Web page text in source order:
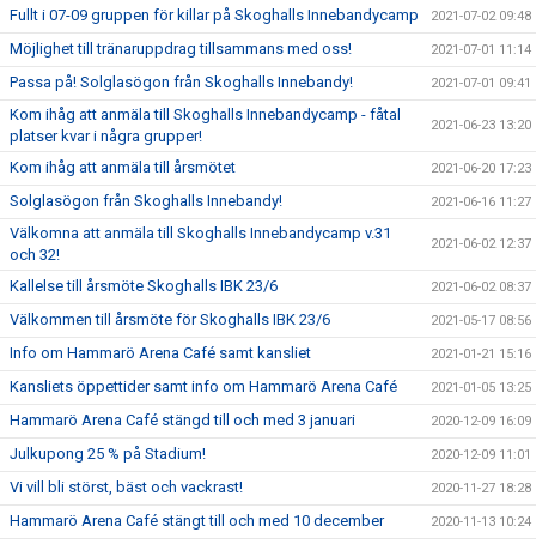
Fullt i 07-09 gruppen för killar på Skoghalls Innebandycamp 2021-07-02 09:48
Möjlighet till tränaruppdrag tillsammans med oss! 2021-07-01 11:14
Passa på! Solglasögon från Skoghalls Innebandy! 2021-07-01 09:41
Kom ihåg att anmäla till Skoghalls Innebandycamp - fåtal
platser kvar i några grupper!
2021-06-23 13:20
Kom ihåg att anmäla till årsmötet 2021-06-20 17:23
Solglasögon från Skoghalls Innebandy! 2021-06-16 11:27
Välkomna att anmäla till Skoghalls Innebandycamp v.31
och 32!
2021-06-02 12:37
Kallelse till årsmöte Skoghalls IBK 23/6 2021-06-02 08:37
Välkommen till årsmöte för Skoghalls IBK 23/6 2021-05-17 08:56
Info om Hammarö Arena Café samt kansliet 2021-01-21 15:16
Kansliets öppettider samt info om Hammarö Arena Café 2021-01-05 13:25
Hammarö Arena Café stängd till och med 3 januari 2020-12-09 16:09
Julkupong 25 % på Stadium! 2020-12-09 11:01
Vi vill bli störst, bäst och vackrast! 2020-11-27 18:28
Hammarö Arena Café stängt till och med 10 december 2020-11-13 10:24